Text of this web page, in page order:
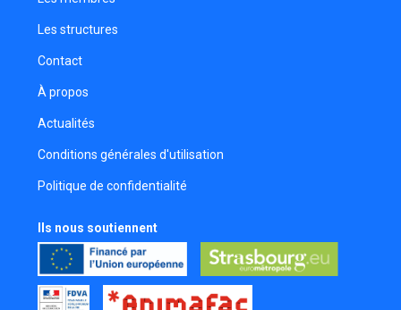
Les structures
Contact
À propos
Actualités
Conditions générales d'utilisation
Politique de confidentialité
Ils nous soutiennent